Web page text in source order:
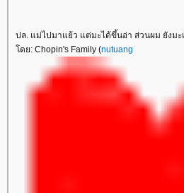
ปล. แม่ไปมาแย้ว แต่มะได้ขึ้นอ่า ส่วนผม ยังมะ
โดย: Chopin's Family (nutuang